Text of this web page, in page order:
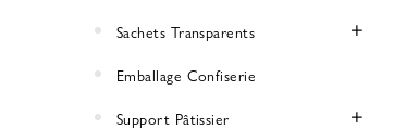
Sachets Transparents
Emballage Confiserie
Support Pâtissier